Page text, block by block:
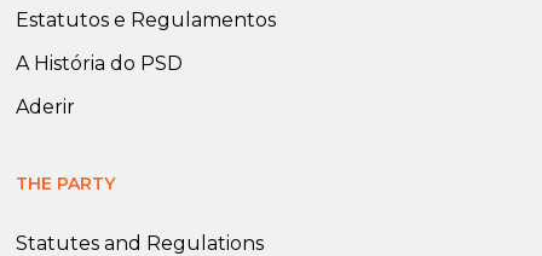
Estatutos e Regulamentos
A História do PSD
Aderir
THE PARTY
Statutes and Regulations